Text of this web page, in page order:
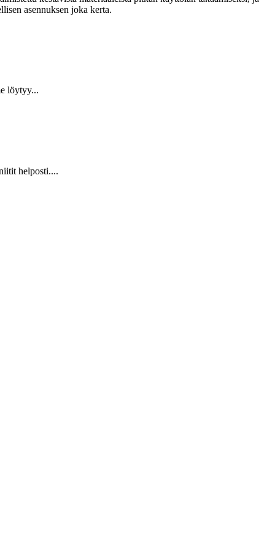
asennuksen joka kerta.
löytyy...
helposti....